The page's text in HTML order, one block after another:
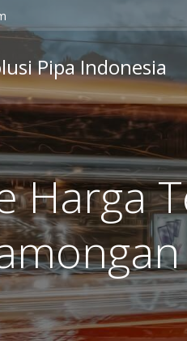
Pipa Indonesia
Harga